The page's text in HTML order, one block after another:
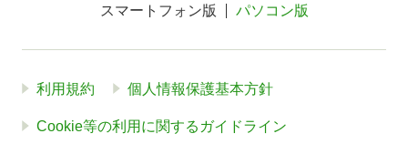
スマートフォン版 パソコン版
利用規約 個人情報保護基本方針
Cookie等の利用に関するガイドライン